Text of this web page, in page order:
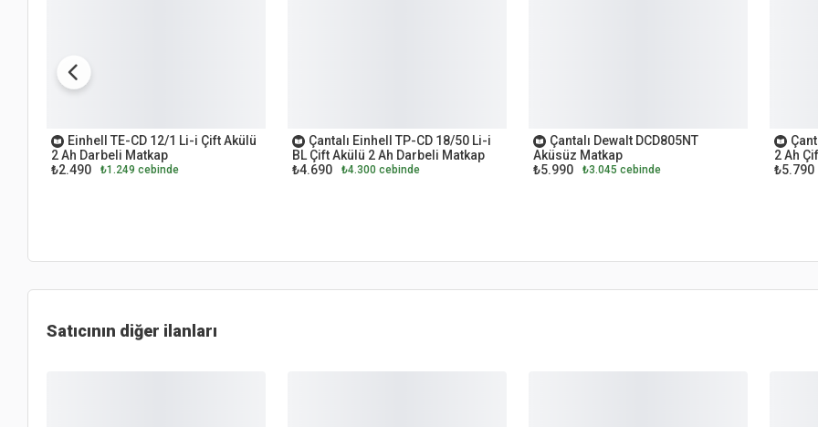
Einhell TE-CD 12/1 Li-i Çift Akülü
2 Ah Darbeli Matkap
₺2.490
₺1.249 cebinde
Çantalı Einhell TP-CD 18/50 Li-i
BL Çift Akülü 2 Ah Darbeli Matkap
₺4.690
₺4.300 cebinde
Çantalı Dewalt DCD805NT
Aküsüz Matkap
₺5.990
₺3.045 cebinde
2 Ah
₺5.790
Satıcının diğer ilanları